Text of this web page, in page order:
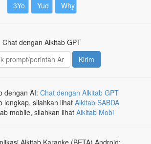
3Yo
Yud Why
Chat dengan Alkitab GPT
Kirim
dengan AI: Chat dengan Alkitab GPT
lengkap, silahkan lihat Alkitab SABDA
mobile, silahkan lihatAlkitab Mobi
Alkitab Karaoke (BETA) Android: